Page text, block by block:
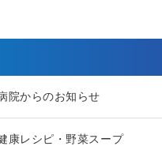
院からのお知らせ
康レシピ・野菜スープ